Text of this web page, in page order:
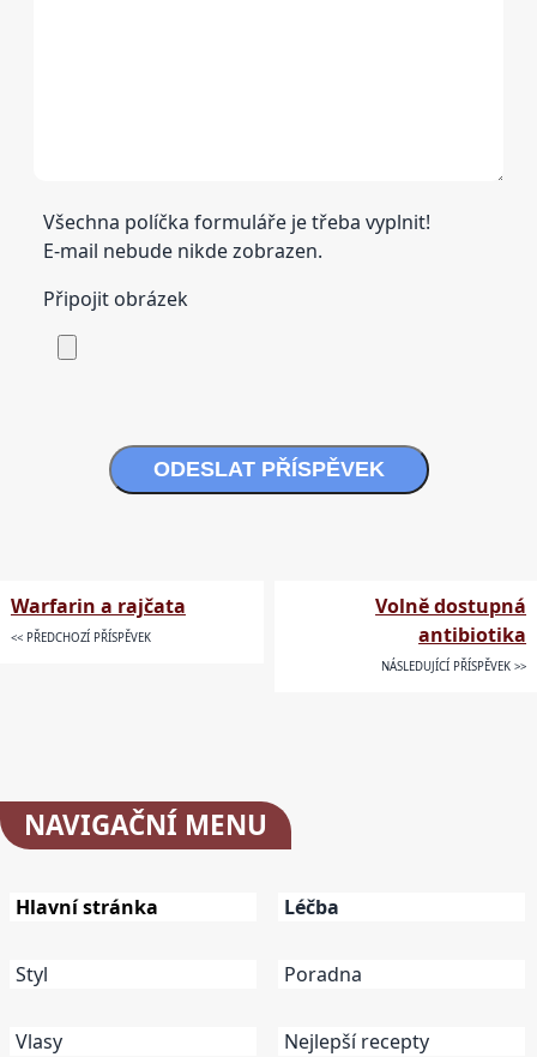
Všechna políčka formuláře je třeba vyplnit!
E-mail nebude nikde zobrazen.
Připojit obrázek
ODESLAT PŘÍSPĚVEK
Warfarin a rajčata
<< PŘEDCHOZÍ PŘÍSPĚVEK
Volně dostupná
antibiotika
NÁSLEDUJÍCÍ PŘÍSPĚVEK >>
NAVIGAČNÍ MENU
Hlavní stránka
Styl
Vlasy
Léčba
Poradna
Nejlepší recepty